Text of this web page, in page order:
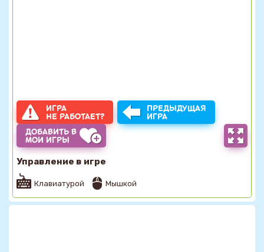
ИГРА
НЕ РАБОТАЕТ?
ПРЕДЫДУЩАЯ
ИГРА
ДОБАВИТЬ В
МОИ ИГРЫ
Управление в игре
Клавиатурой Мышкой